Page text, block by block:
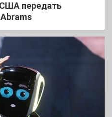
передать